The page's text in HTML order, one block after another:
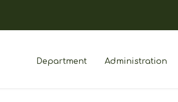
Department Administration